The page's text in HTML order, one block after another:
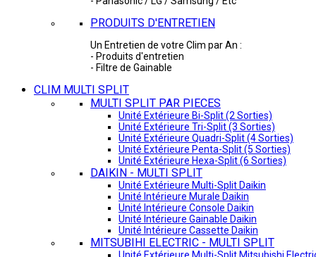
PRODUITS D'ENTRETIEN
Un Entretien de votre Clim par An :
- Produits d'entretien
- Filtre de Gainable
CLIM MULTI SPLIT
MULTI SPLIT PAR PIECES
Unité Extérieure Bi-Split (2 Sorties)
Unité Extérieure Tri-Split (3 Sorties)
Unité Extérieure Quadri-Split (4 Sorties)
Unité Extérieure Penta-Split (5 Sorties)
Unité Extérieure Hexa-Split (6 Sorties)
DAIKIN - MULTI SPLIT
Unité Extérieure Multi-Split Daikin
Unité Intérieure Murale Daikin
Unité Intérieure Console Daikin
Unité Intérieure Gainable Daikin
Unité Intérieure Cassette Daikin
MITSUBIHI ELECTRIC - MULTI SPLIT